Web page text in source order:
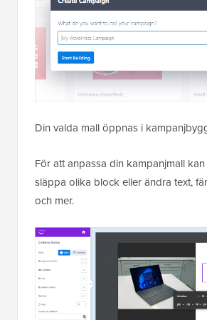
Din valda mall öppnas i
För att anpassa din kampanjmall
släppa olika block eller ändra text,
och mer.